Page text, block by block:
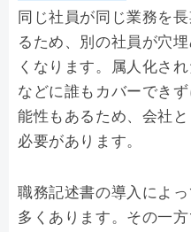
同じ社員が同じ業務を
るため、別の社員が穴
くなります。属人化さ
などに誰もカバーでき
能性もあるため、会社
必要があります。
職務記述書の導入によ
多くあります。その一